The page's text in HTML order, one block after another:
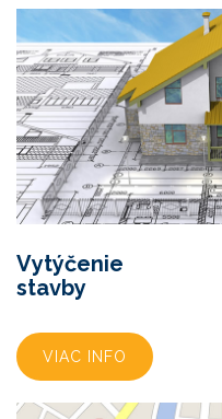
Vytýčenie
stavby
VIAC INFO